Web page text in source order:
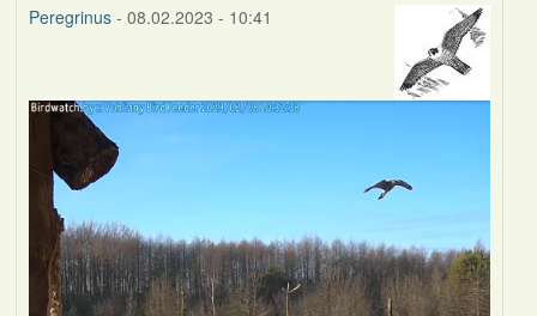
Peregrinus- 08.02.2023 - 10:41